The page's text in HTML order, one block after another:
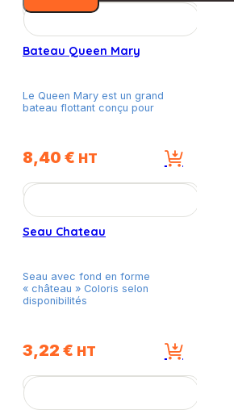
Bateau Queen Mary
Le Queen Mary est un grand
bateau flottant conçu pour
8,40 € HT
Seau Chateau
Seau avec fond en forme
« château » Coloris selon
disponibilités
3,22 € HT